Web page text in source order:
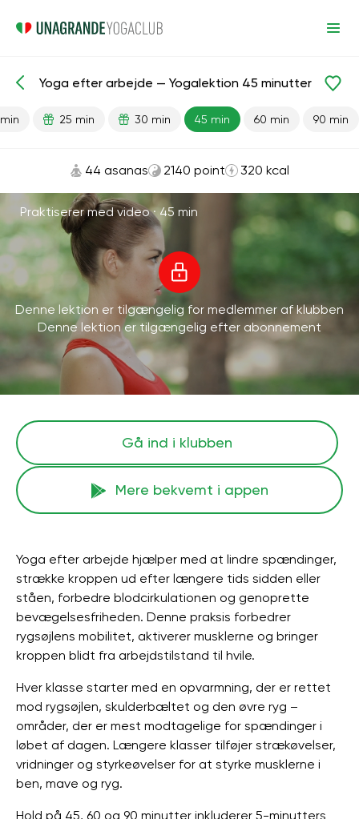
Færdiglavede lektioner Antistress
Yoga efter arbejde — Yogalektion 45 minutter
25 min 30 min 45 min 60 min 90 min
44 asanas 2140 point 320 kcal
Praktiserer med video ·45 min
Denne lektion er tilgængelig for medlemmer af klubben
Denne lektion er tilgængelig efter abonnement
Gå ind i klubben
Mere bekvemt i appen
Yoga efter arbejde hjælper med at lindre spændinger,
strække kroppen ud efter længere tids sidden eller
ståen, forbedre blodcirkulationen og genoprette
bevægelsesfriheden. Denne praksis forbedrer
rygsøjlens mobilitet, aktiverer musklerne og bringer
kroppen blidt fra arbejdstilstand til hvile.
Hver klasse starter med en opvarmning, der er rettet
mod rygsøjlen, skulderbæltet og den øvre ryg –
områder, der er mest modtagelige for spændinger i
løbet af dagen. Længere klasser tilføjer strækøvelser,
vridninger og styrkeøvelser for at styrke musklerne i
ben, mave og ryg.
Hold på 45, 60 og 90 minutter inkluderer 5-minutters